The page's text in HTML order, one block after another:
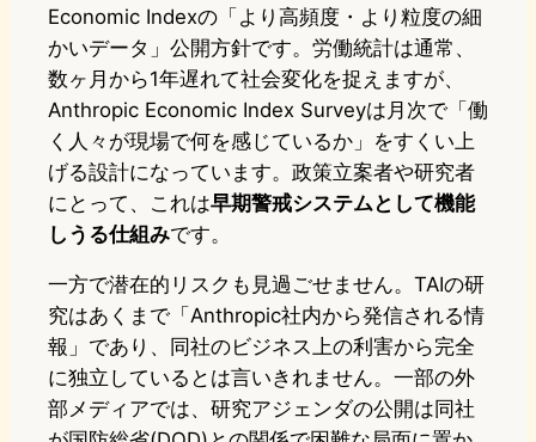
Economic Indexの「より高頻度・より粒度の細
かいデータ」公開方針です。労働統計は通常、
数ヶ月から1年遅れて社会変化を捉えますが、
Anthropic Economic Index Surveyは月次で「働
く人々が現場で何を感じているか」をすくい上
げる設計になっています。政策立案者や研究者
にとって、これは早期警戒システムとして機能
しうる仕組みです。
一方で潜在的リスクも見過ごせません。TAIの研
究はあくまで「Anthropic社内から発信される情
報」であり、同社のビジネス上の利害から完全
に独立しているとは言いきれません。一部の外
部メディアでは、研究アジェンダの公開は同社